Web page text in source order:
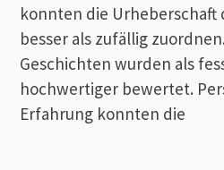
konnten die Urheberschaft
besser als zufällig
Geschichten wurden als
hochwertiger bewertet.
Erfahrung konnten die